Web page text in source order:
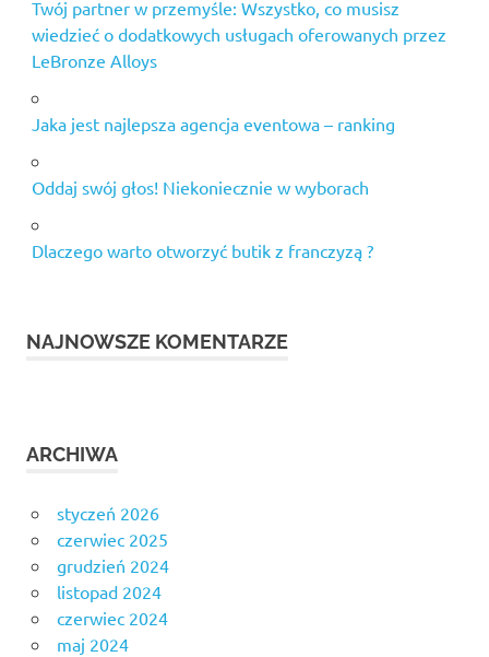
Twój partner w przemyśle: Wszystko, co musisz
wiedzieć o dodatkowych usługach oferowanych przez
LeBronze Alloys
Jaka jest najlepsza agencja eventowa – ranking
Oddaj swój głos! Niekoniecznie w wyborach
Dlaczego warto otworzyć butik z franczyzą ?
NAJNOWSZE KOMENTARZE
ARCHIWA
styczeń 2026
czerwiec 2025
grudzień 2024
listopad 2024
czerwiec 2024
maj 2024